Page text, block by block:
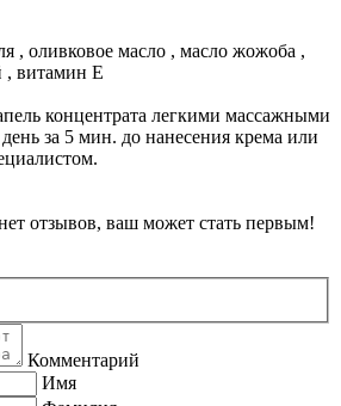
, оливковое масло , масло жожоба ,
, витамин Е
концентрата легкими массажными
за 5 мин. до нанесения крема или
отзывов, ваш может стать первым!
Комментарий
Имя